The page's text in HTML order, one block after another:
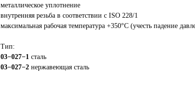
металлическое уплотнение
внутренняя резьба в соответствии с ISO 228/1
максимальная рабочая температура +350°С (учесть падение
Тип:
03−027−1 сталь
03−027−2 нержавеющая сталь